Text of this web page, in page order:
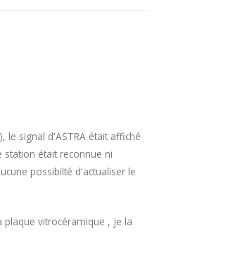
le signal d'ASTRA était affiché
station était reconnue ni
possibilté d'actualiser le
vitrocéramique , je la